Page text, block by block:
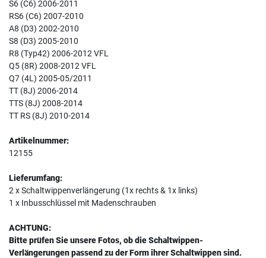
S6 (C6) 2006-2011
RS6 (C6) 2007-2010
A8 (D3) 2002-2010
S8 (D3) 2005-2010
R8 (Typ42) 2006-2012 VFL
Q5 (8R) 2008-2012 VFL
Q7 (4L) 2005-05/2011
TT (8J) 2006-2014
TTS (8J) 2008-2014
TT RS (8J) 2010-2014
Artikelnummer:
12155
Lieferumfang:
2 x Schaltwippenverlängerung (1x rechts & 1x links)
1 x Inbusschlüssel mit Madenschrauben
ACHTUNG:
Bitte prüfen Sie unsere Fotos, ob die Schaltwippen-
Verlängerungen passend zu der Form ihrer Schaltwippen sind.